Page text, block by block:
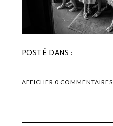
POSTÉ DANS :
AFFICHER0 COMMENTAIRES